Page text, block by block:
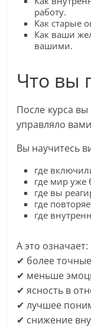
работу.
Как старые
Как ваши
вашими.
Что вы
После курса
управляло
Вы научитесь
где
где мир уже
где вы
где
где
А это означает:
✔ более
✔ меньше
✔ ясность в
✔ лучшее
✔ снижение